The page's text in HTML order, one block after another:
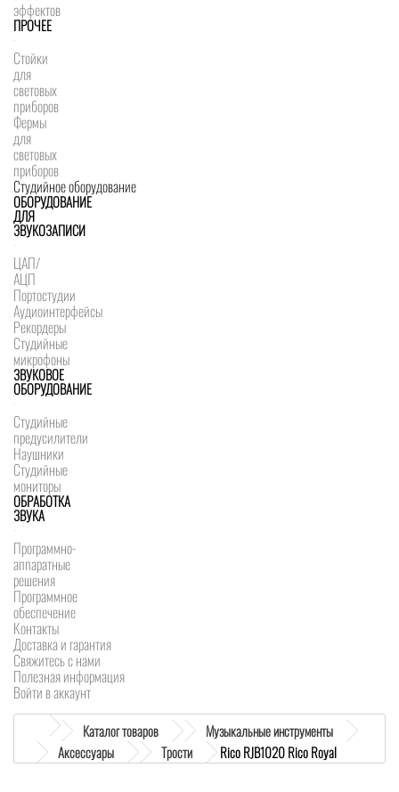
эффектов
ПРОЧЕЕ
Стойки
для
световых
приборов
Фермы
для
световых
приборов
Студийное оборудование
ОБОРУДОВАНИЕ
ДЛЯ
ЗВУКОЗАПИСИ
ЦАП/
АЦП
Портостудии
Аудиоинтерфейсы
Рекордеры
Студийные
микрофоны
ЗВУКОВОЕ
ОБОРУДОВАНИЕ
Студийные
предусилители
Наушники
Студийные
мониторы
ОБРАБОТКА
ЗВУКА
Программно-
аппаратные
решения
Программное
обеспечение
Контакты
Доставка и гарантия
Свяжитесь с нами
Полезная информация
Войти в аккаунт
Каталог товаров
Музыкальные инструменты
Аксессуары
Трости Rico RJB1020 Rico Royal